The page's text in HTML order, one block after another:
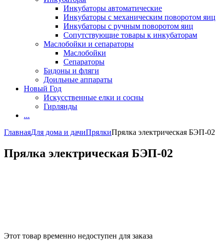
Инкубаторы автоматические
Инкубаторы с механическим поворотом яиц
Инкубаторы с ручным поворотом яиц
Сопутствующие товары к инкубаторам
Маслобойки и сепараторы
Маслобойки
Сепараторы
Бидоны и фляги
Доильные аппараты
Новый Год
Искусственные елки и сосны
Гирлянды
...
ГлавнаяДля дома и дачиПрялкиПрялка электрическая БЭП-02
Прялка электрическая БЭП-02
Этот товар временно недоступен для заказа